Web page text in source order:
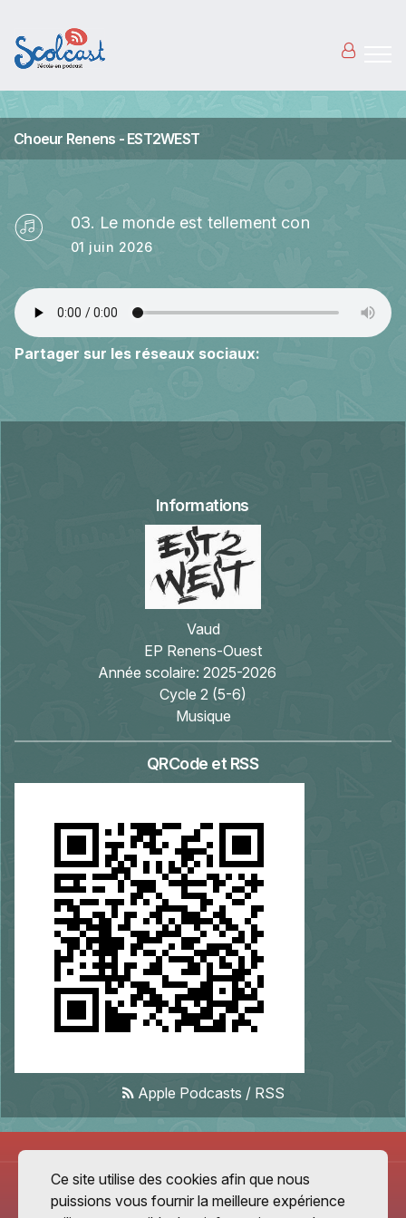
Choeur Renens - EST2WEST
03. Le monde est tellement con
01 juin 2026
Partager sur les réseaux sociaux:
Informations
Vaud
EP Renens-Ouest
Année scolaire: 2025-2026
Cycle 2 (5-6)
Musique
QRCode et RSS
Apple Podcasts / RSS
Ce site utilise des cookies afin que nous
puissions vous fournir la meilleure expérience